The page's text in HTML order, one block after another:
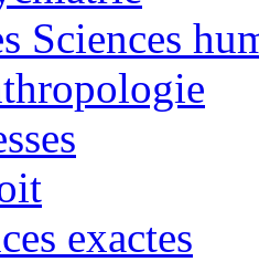
Sciences
exactes